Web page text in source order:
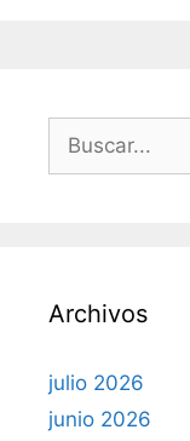
:Archivos
julio 2026
junio 2026